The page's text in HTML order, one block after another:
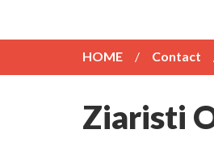
HOME Contact
Ziaristi